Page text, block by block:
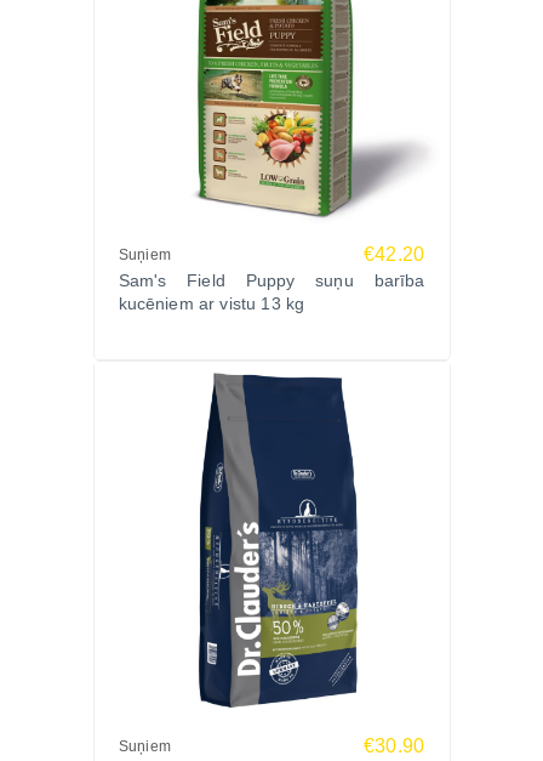
Suņiem €42.20
Sam's Field Puppy suņu barība
kucēniem ar vistu 13 kg
Suņiem €30.90